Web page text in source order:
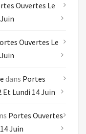
Ouvertes Le
Ouvertes Le
dans Portes
Et Lundi 14 Juin
Portes Ouvertes
Juin